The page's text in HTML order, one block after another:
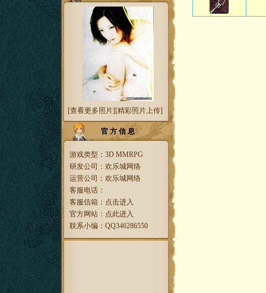
[查看更多照片][精彩照片上传]
官 方 信 息
游戏类型：3D MMRPG
研发公司：欢乐城网络
运营公司：欢乐城网络
客服电话：
客服信箱： 点击进入
官方网站： 点此进入
联系小编：QQ346286550